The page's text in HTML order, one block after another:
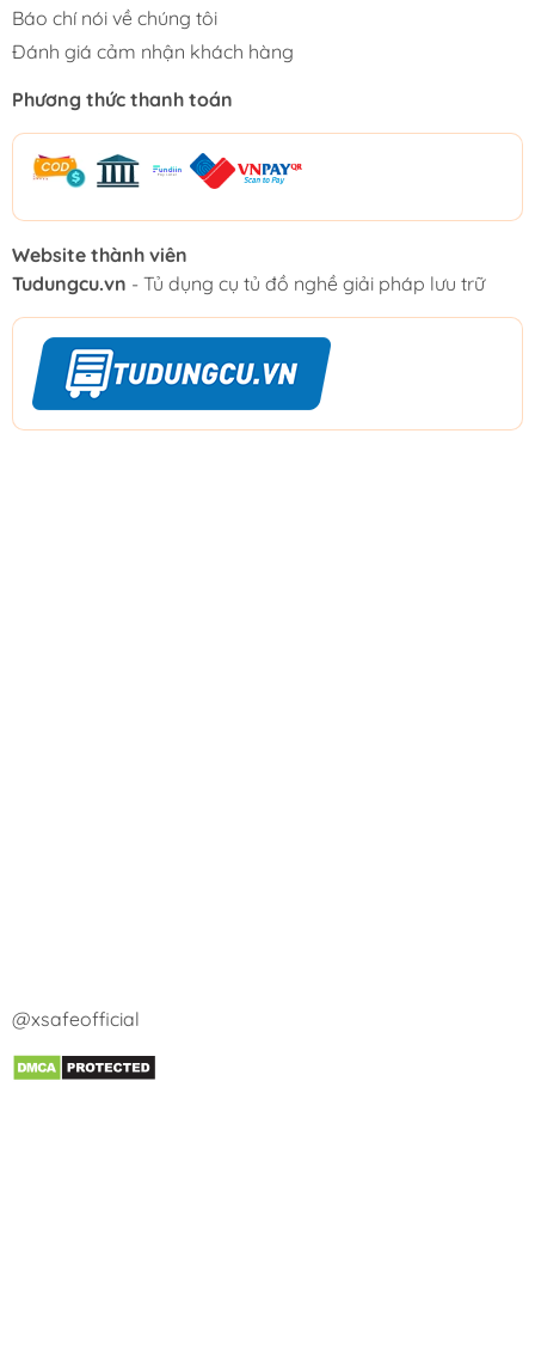
Báo chí nói về chúng tôi
Đánh giá cảm nhận khách hàng
Phương thức thanh toán
Website thành viên
Tudungcu.vn - Tủ dụng cụ tủ đồ nghề giải pháp lưu trữ
@xsafeofficial